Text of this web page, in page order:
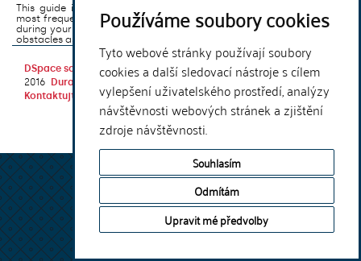
Používáme soubory cookies
Tyto webové stránky používají soubory
cookies a další sledovací nástroje s cílem
vylepšení uživatelského prostředí, analýzy
návštěvnosti webových stránek a zjištění
zdroje návštěvnosti.
Souhlasím
Odmítám
Upravit mé předvolby
This guide introduces the e-learning support tools that are used
most frequently at Charles University and that you may encounter
during your studies. It will also help you to avoid the most common
obstacles associated ...
DSpace softwarecopyright © 2002-
2016
DuraSpace
Kontaktujte nás |Vyjádření názoru
Theme by